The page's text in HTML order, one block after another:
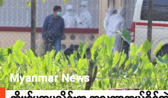
Myanmar News